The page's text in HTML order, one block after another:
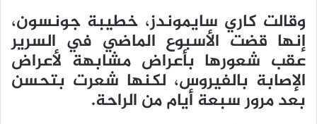
وقالت كاري سايموندز، خطيبة جونسون،
إنها قضت الأسبوع الماضي في السرير
عقب شعورها بأعراض مشابهة لأعراض
الإصابة بالفيروس، لكنها شعرت بتحسن
بعد مرور سبعة أيام من الراحة.